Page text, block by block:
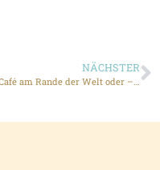
NÄCHSTER